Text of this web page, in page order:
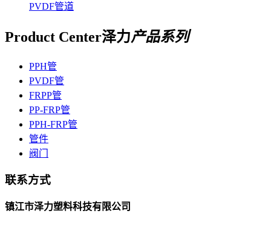
PVDF管道
Product Center泽力产品系列
PPH管
PVDF管
FRPP管
PP-FRP管
PPH-FRP管
管件
阀门
联系方式
镇江市泽力塑料科技有限公司